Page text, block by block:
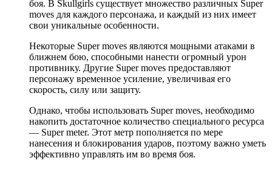
боя. В Skullgirls существует множество различных Super
moves для каждого персонажа, и каждый из них имеет
свои уникальные особенности.
Некоторые Super moves являются мощными атаками в
ближнем бою, способными нанести огромный урон
противнику. Другие Super moves предоставляют
персонажу временное усиление, увеличивая его
скорость, силу или защиту.
Однако, чтобы использовать Super moves, необходимо
накопить достаточное количество специального ресурса
— Super meter. Этот метр пополняется по мере
нанесения и блокирования ударов, поэтому важно уметь
эффективно управлять им во время боя.